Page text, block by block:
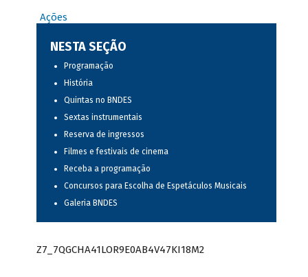
Ações
NESTA SEÇÃO
Programação
História
Quintas no BNDES
Sextas instrumentais
Reserva de ingressos
Filmes e festivais de cinema
Receba a programação
Concursos para Escolha de Espetáculos Musicais
Galeria BNDES
Z7_7QGCHA41LOR9E0AB4V47KI18M2